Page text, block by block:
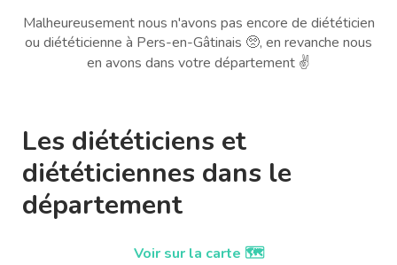
Malheureusement nous n'avons pas encore de diététicien
ou diététicienne à Pers-en-Gâtinais 🥺, en revanche nous
en avons dans votre département ✌️
Les diététiciens et
diététiciennes dans le
département
Voir sur la carte 🗺️